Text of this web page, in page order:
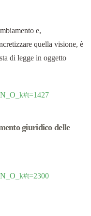
e,
quella visione, è
di legge in oggetto
giuridico delle